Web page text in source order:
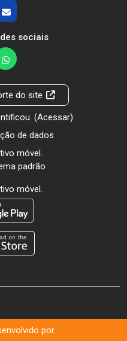
sociais
do site
(Acessar)
de dados
móvel.
padrão
móvel.
por